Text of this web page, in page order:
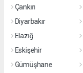
Çankırı
Diyarbakır
Elazığ
Eskişehir
Gümüşhane